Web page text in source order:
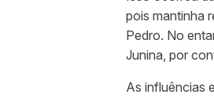
pois mantinha
Pedro. No
Junina, por
As influências